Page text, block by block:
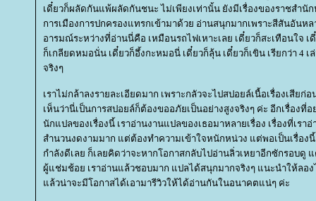
เดี๋ยวก็ผลัดกันแพ้ผลัดกันชนะ ไม่เพียงเท่านั้น ยังมีเรื่องของราชสำนัก
การเมืองการปกครองแทรกเข้ามาด้วย อ่านสนุกมากเพราะสีสันอันห
อารมณ์ระหว่างที่อ่านนี่คือ เหมือนรถไฟเหาะเลย เดี๋ยวก็สะเทือนใจ เ
ก็เกลียดหมอนั่น เดี๋ยวก็อึ้งกะหมอนี่ เดี๋ยวก็ลุ้น เดี๋ยวก็เขิน เรียกว่า 4
จริงๆ
เราไม่กล้าลงรายละเอียดมาก เพราะกลัวจะไปสปอยล์เนื้อเรื่องเสียก่
เห็นว่านี่เป็นการสปอยล์ก็ต้องขออภัยเป็นอย่างสูงจริงๆ ค่ะ อีกเรื่องที่
นักแปลของเรื่องนี้ เราอ่านงานแปลของเธอมาหลายเรื่อง เรื่องที่เรา
สำนวนงดงามมาก แต่ต้องทำความเข้าใจหนักหน่วง แต่พอเป็นเรื่อง
กำลังดีเลย ก็เลยคิดว่าจะหากโอกาสกลับไปอ่านลิ่วเหยาอีกซักรอบดู
ผู้แช่มช้อย เราอ่านแล้วชอบมาก แปลได้สนุกมากจริงๆ แนะนำให้ลอ
ล้วน่าจะมีโอกาสได้เอามารีวิวให้ได้อ่านกันในอนาคตแน่ๆ ค่ะ